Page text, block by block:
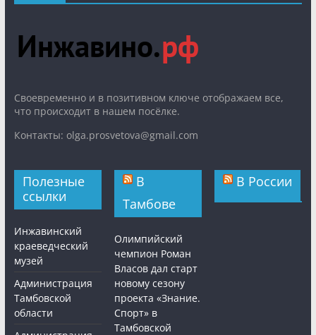
Cвоевременно и в позитивном ключе отображаем все,
что происходит в нашем посёлке.
Контакты: olga.prosvetova@gmail.com
Полезные
ссылки
Инжавинский
краеведческий
музей
Администрация
Тамбовской
области
В
Тамбове
Олимпийский
чемпион Роман
Власов дал старт
новому сезону
проекта «Знание.
Спорт» в
Тамбовской
В России